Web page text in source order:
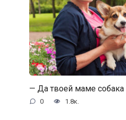
— Да твоей маме
0 1.8к.